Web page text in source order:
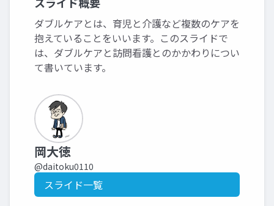
ダブルケアとは、育児と介護など複数のケアを
抱えていることをいいます。このスライドで
は、ダブルケアと訪問看護とのかかわりについ
て書いています。
岡大徳
@daitoku0110
スライド一覧